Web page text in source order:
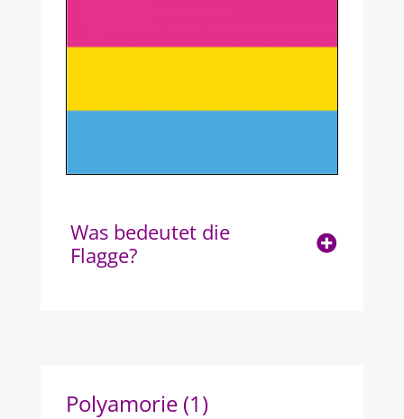
Was bedeutet die
Flagge?
Polyamorie (1)